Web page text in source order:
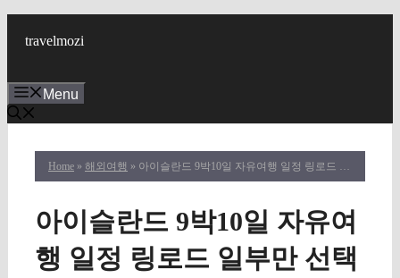
travelmozi
Menu
Home » 해외여행 » 아이슬란드 9박10일 자유여행 일정 링로드 일부만 선택해 이동 부담 줄인 구성
아이슬란드 9박10일 자유여
행 일정 링로드 일부만 선택